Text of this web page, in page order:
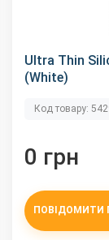
Ultra Thin
(White)
Код товару:
0 грн
ПОВІДОМИТИ